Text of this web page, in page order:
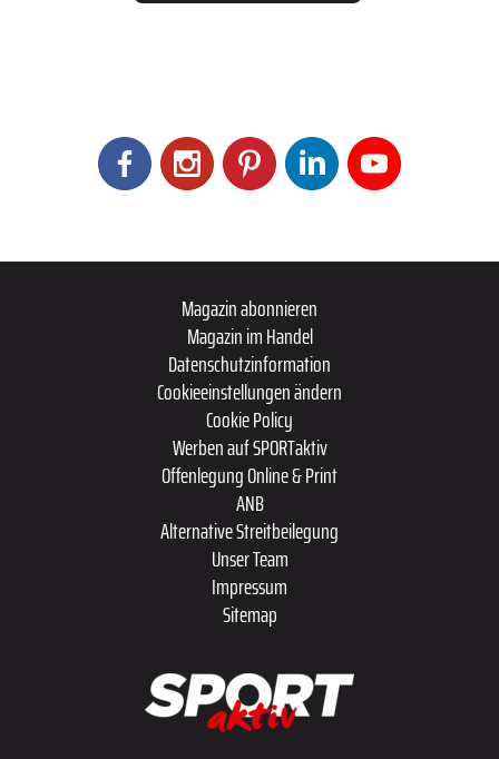
Magazin abonnieren
Magazin im Handel
Datenschutzinformation
Cookieeinstellungen ändern
Cookie Policy
Werben auf SPORTaktiv
Offenlegung Online & Print
ANB
Alternative Streitbeilegung
Unser Team
Impressum
Sitemap